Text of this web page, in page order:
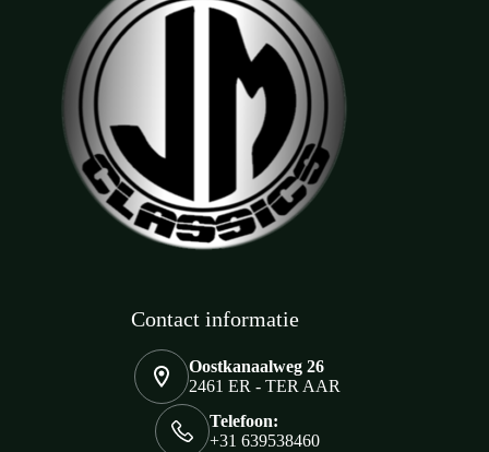
Contact informatie
Oostkanaalweg 26
2461 ER - TER AAR
Telefoon:
+31 639538460